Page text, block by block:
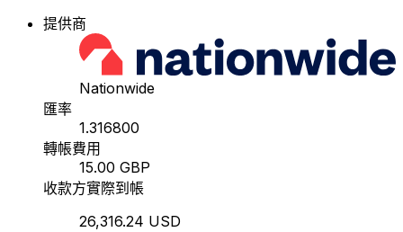
提供商
Nationwide
匯率
1.316800
轉帳費用
15.00 GBP
收款方實際到帳
26,316.24 USD